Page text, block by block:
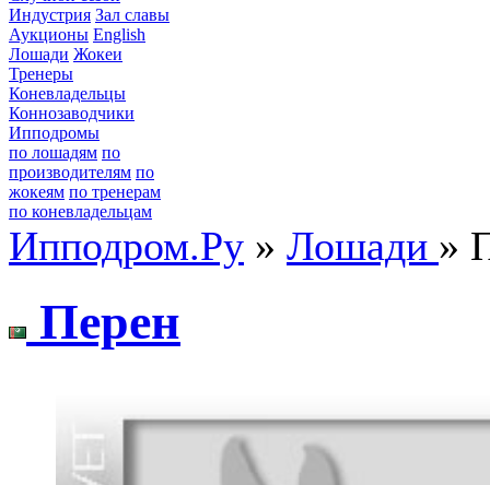
Индустрия Зал славы
Аукционы English
Лошади Жокеи
Тренеры
Коневладельцы
Коннозаводчики
Ипподромы
по лошадям по
производителям по
жокеям по тренерам
по коневладельцам
Ипподром.Ру » Лошади »
Пеpен